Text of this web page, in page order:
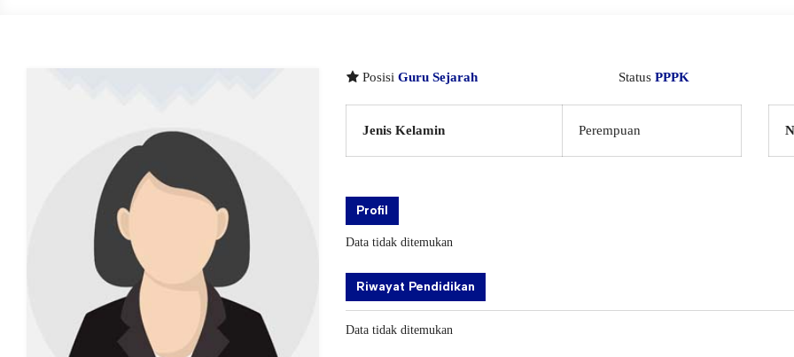
Posisi Guru Sejarah Status PPPK
Jenis Kelamin Perempuan
Profil
Data tidak ditemukan
Riwayat Pendidikan
Data tidak ditemukan